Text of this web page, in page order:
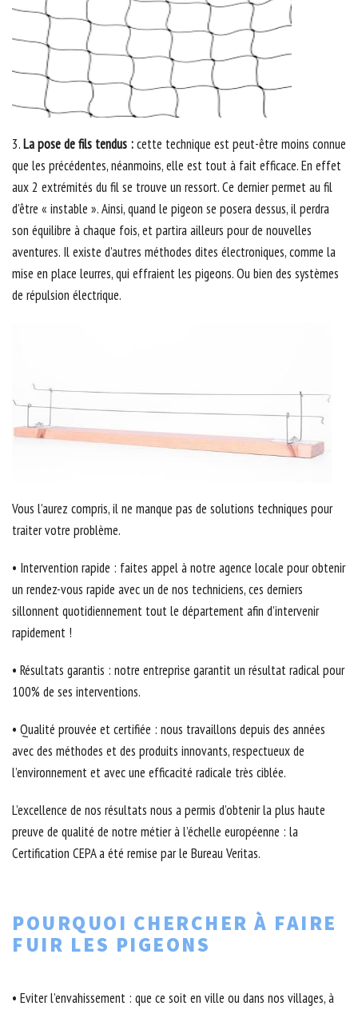
3.La pose de fils tendus :cette technique est peut-être moins connue
que les précédentes, néanmoins, elle est tout à fait efficace. En effet
aux 2 extrémités du fil se trouve un ressort. Ce dernier permet au fil
d’être « instable ». Ainsi, quand le pigeon se posera dessus, il perdra
son équilibre à chaque fois, et partira ailleurs pour de nouvelles
aventures. Il existe d’autres méthodes dites électroniques, comme la
mise en place leurres, qui effraient les pigeons. Ou bien des systèmes
de répulsion électrique.
Vous l’aurez compris, il ne manque pas de solutions techniques pour
traiter votre problème.
• Intervention rapide : faites appel à notre agence locale pour obtenir
un rendez-vous rapide avec un de nos techniciens, ces derniers
sillonnent quotidiennement tout le département afin d’intervenir
rapidement !
• Résultats garantis : notre entreprise garantit un résultat radical pour
100% de ses interventions.
• Qualité prouvée et certifiée : nous travaillons depuis des années
avec des méthodes et des produits innovants, respectueux de
l’environnement et avec une efficacité radicale très ciblée.
L’excellence de nos résultats nous a permis d’obtenir la plus haute
preuve de qualité de notre métier à l’échelle européenne : la
Certification CEPA a été remise par le Bureau Veritas.
POURQUOI CHERCHER À FAIRE
FUIR LES PIGEONS
• Eviter l’envahissement : que ce soit en ville ou dans nos villages, à